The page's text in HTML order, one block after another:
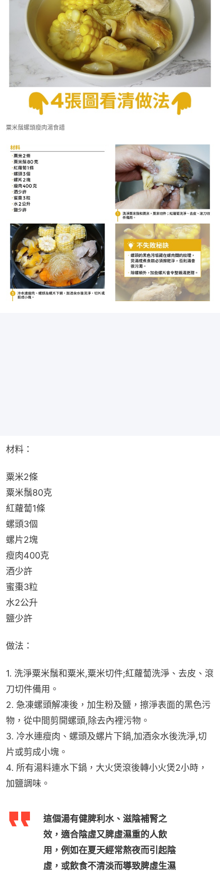
粟米鬚螺頭瘦肉湯食譜
材料：
粟米2條
粟米鬚80克
紅蘿蔔1條
螺頭3個
螺片2塊
瘦肉400克
酒少許
蜜棗3粒
水2公升
鹽少許
做法：
1. 洗淨粟米鬚和粟米,粟米切件;紅蘿蔔洗淨、去皮、滾
刀切件備用。
2. 急凍螺頭解凍後，加生粉及鹽，擦淨表面的黑色污
物，從中間剪開螺頭,除去內裡污物。
3. 冷水連瘦肉、螺頭及螺片下鍋,加酒汆水後洗淨,切
片或剪成小塊。
4. 所有湯料連水下鍋，大火煲滾後轉小火煲2小時，
加鹽調味。
這個湯有健脾利水、滋陰補腎之
效，適合陰虛又脾虛濕重的人飲
用，例如在夏天經常熬夜而引起陰
虛，或飲食不清淡而導致脾虛生濕